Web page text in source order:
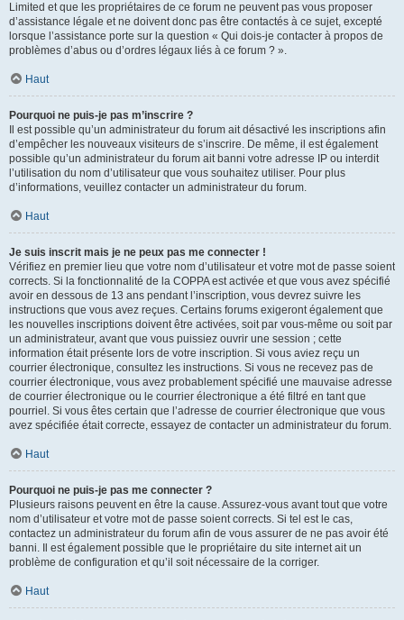
Limited et que les propriétaires de ce forum ne peuvent pas vous proposer
d’assistance légale et ne doivent donc pas être contactés à ce sujet, excepté
lorsque l’assistance porte sur la question « Qui dois-je contacter à propos de
problèmes d’abus ou d’ordres légaux liés à ce forum ? ».
Haut
Pourquoi ne puis-je pas m’inscrire ?
Il est possible qu’un administrateur du forum ait désactivé les inscriptions afin
d’empêcher les nouveaux visiteurs de s’inscrire. De même, il est également
possible qu’un administrateur du forum ait banni votre adresse IP ou interdit
l’utilisation du nom d’utilisateur que vous souhaitez utiliser. Pour plus
d’informations, veuillez contacter un administrateur du forum.
Haut
Je suis inscrit mais je ne peux pas me connecter !
Vérifiez en premier lieu que votre nom d’utilisateur et votre mot de passe soient
corrects. Si la fonctionnalité de la COPPA est activée et que vous avez spécifié
avoir en dessous de 13 ans pendant l’inscription, vous devrez suivre les
instructions que vous avez reçues. Certains forums exigeront également que
les nouvelles inscriptions doivent être activées, soit par vous-même ou soit par
un administrateur, avant que vous puissiez ouvrir une session ; cette
information était présente lors de votre inscription. Si vous aviez reçu un
courrier électronique, consultez les instructions. Si vous ne recevez pas de
courrier électronique, vous avez probablement spécifié une mauvaise adresse
de courrier électronique ou le courrier électronique a été filtré en tant que
pourriel. Si vous êtes certain que l’adresse de courrier électronique que vous
avez spécifiée était correcte, essayez de contacter un administrateur du forum.
Haut
Pourquoi ne puis-je pas me connecter ?
Plusieurs raisons peuvent en être la cause. Assurez-vous avant tout que votre
nom d’utilisateur et votre mot de passe soient corrects. Si tel est le cas,
contactez un administrateur du forum afin de vous assurer de ne pas avoir été
banni. Il est également possible que le propriétaire du site internet ait un
problème de configuration et qu’il soit nécessaire de la corriger.
Haut